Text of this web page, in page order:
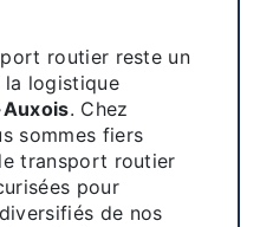
routier reste un
la logistique
. Chez
sommes fiers
transport routier
pour
de nos